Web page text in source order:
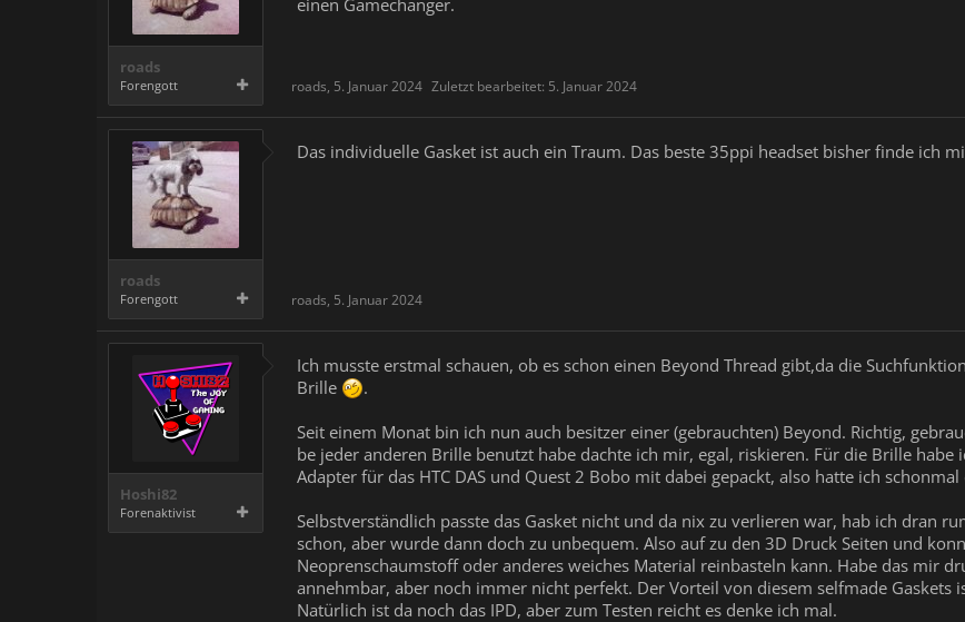
roads
Forengott
einen Gamechanger.
roads, 5. Januar 2024 Zuletzt bearbeitet: 5. Januar 2024
roads
Forengott
Das individuelle Gasket ist auch ein Traum. Das beste 35ppi headset bisher finde ich
roads, 5. Januar 2024
Hoshi82
Forenaktivist
Ich musste erstmal schauen, ob es schon einen Beyond Thread gibt,da die
Brille
.
Seit einem Monat bin ich nun auch besitzer einer (gebrauchten) Beyond. Richtig,
be jeder anderen Brille benutzt habe dachte ich mir, egal, riskieren. Für die Brille
Adapter für das HTC DAS und Quest 2 Bobo mit dabei gepackt, also hatte ich
Selbstverständlich passte das Gasket nicht und da nix zu verlieren war, hab ich dran
schon, aber wurde dann doch zu unbequem. Also auf zu den 3D Druck Seiten und
Neoprenschaumstoff oder anderes weiches Material reinbasteln kann. Habe das mir
annehmbar, aber noch immer nicht perfekt. Der Vorteil von diesem selfmade
Natürlich ist da noch das IPD, aber zum Testen reicht es denke ich mal.